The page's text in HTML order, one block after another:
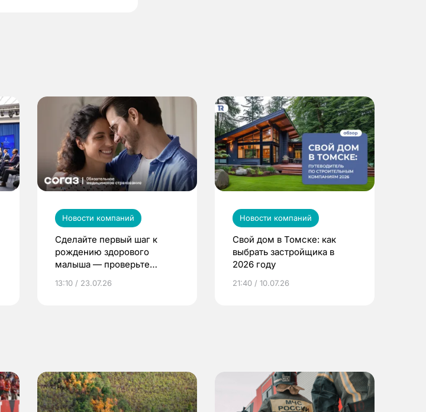
Новости компаний
Сделайте первый шаг к
рождению здорового
малыша — проверьте
по ОМС!
13:10 / 23.07.26
Новости компаний
Свой дом в Томске: как
выбрать застройщика в
2026 году
21:40 / 10.07.26